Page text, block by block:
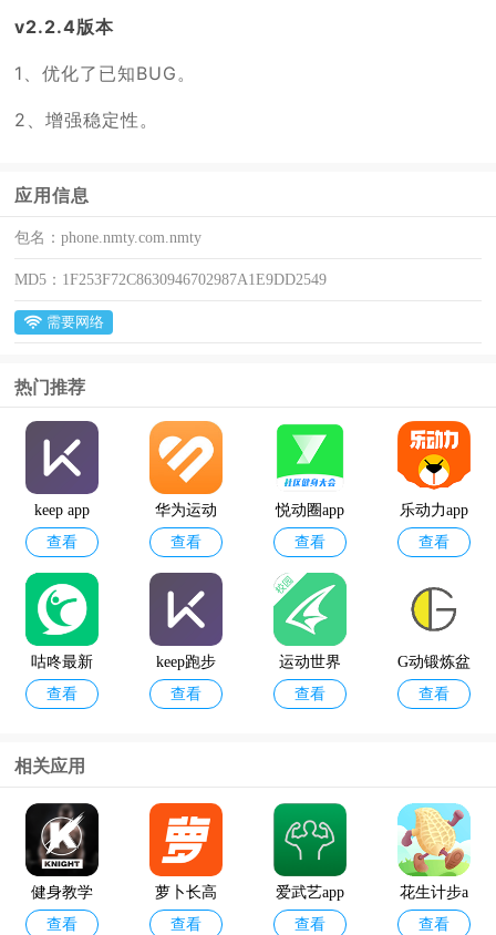
v2.2.4版本
1、优化了已知BUG。
2、增强稳定性。
应用信息
包名：phone.nmty.com.nmty
MD5： 1F253F72C8630946702987A1E9DD2549
需要网络
热门推荐
keep app
查看
华为运动
健康app官
方版
查看
悦动圈app
官方正版
查看
乐动力app
查看
咕咚最新
版本
查看
keep跑步
健身计步
查看
运动世界
校园app
查看
G动锻炼盆
底肌app
查看
身材有道
手机版
查看
菠菜教练a
pp
查看
相关应用
健身教学
软件app
查看
萝卜长高
运动app
查看
爱武艺app
查看
花生计步a
pp
查看